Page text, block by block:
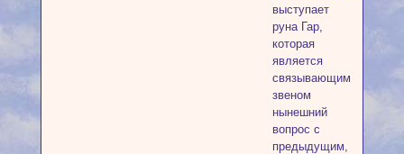
выступает
руна Гар,
которая
является
связывающим
звеном
нынешний
вопрос с
предыдущим,